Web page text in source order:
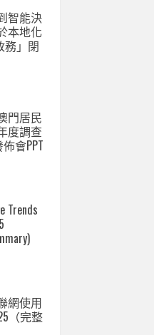
智能決
本地化
務」閉
門居民
度調查
會PPT
Trends
網使用
（完整